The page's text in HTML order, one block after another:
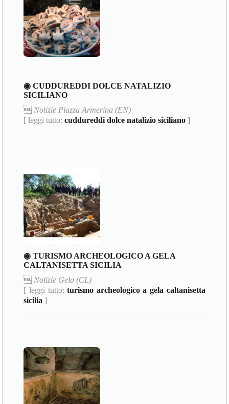
◉ CUDDUREDDI DOLCE NATALIZIO
SICILIANO
 Notizie Piazza Armerina (EN)
[ leggi tutto:cuddureddi dolce natalizio siciliano ]
◉ TURISMO ARCHEOLOGICO A GELA
CALTANISETTA SICILIA
 Notizie Gela (CL)
[ leggi tutto:turismo archeologico a gela caltanisetta
sicilia ]